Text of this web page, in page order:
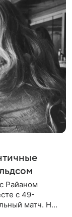
Райаном
с 49-
матч. На